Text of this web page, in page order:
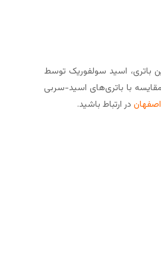
باتری، اسید سولفوریک توسط
با باتری‌های اسید-سربی
در ارتباط باشید.